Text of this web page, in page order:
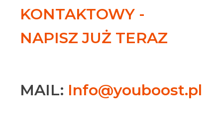
KONTAKTOWY -
NAPISZ JUŻ TERAZ
MAIL: Info@youboost.pl